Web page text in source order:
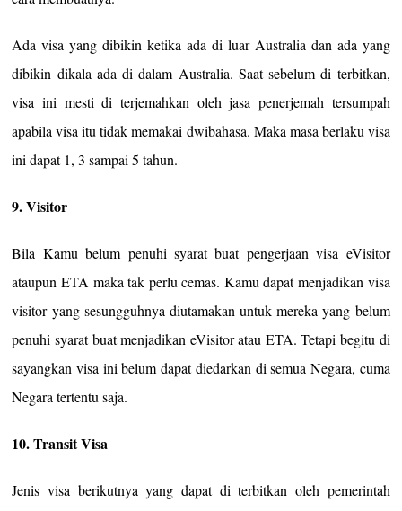
Ada visa yang dibikin ketika ada di luar Australia dan ada yang
dibikin dikala ada di dalam Australia. Saat sebelum di terbitkan,
visa ini mesti di terjemahkan oleh jasa penerjemah tersumpah
apabila visa itu tidak memakai dwibahasa. Maka masa berlaku visa
ini dapat 1, 3 sampai 5 tahun.
9. Visitor
Bila Kamu belum penuhi syarat buat pengerjaan visa eVisitor
ataupun ETA maka tak perlu cemas. Kamu dapat menjadikan visa
visitor yang sesungguhnya diutamakan untuk mereka yang belum
penuhi syarat buat menjadikan eVisitor atau ETA. Tetapi begitu di
sayangkan visa ini belum dapat diedarkan di semua Negara, cuma
Negara tertentu saja.
10. Transit Visa
Jenis visa berikutnya yang dapat di terbitkan oleh pemerintah